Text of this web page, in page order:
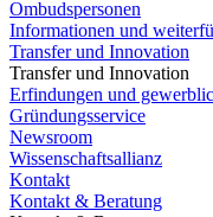
Ombudspersonen
Informationen und
Transfer und Innovation
Transfer und Innovation
Erfindungen und
Gründungsservice
Newsroom
Wissenschaftsallianz
Kontakt
Kontakt & Beratung